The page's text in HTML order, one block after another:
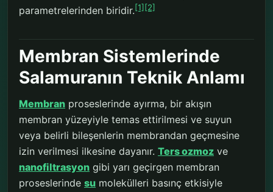
parametrelerinden biridir.[1] [2]
Membran Sistemlerinde
Salamuranın Teknik Anlamı
Membran proseslerinde ayırma, bir akışın
membran yüzeyiyle temas ettirilmesi ve suyun
veya belirli bileşenlerin membrandan geçmesine
izin verilmesi ilkesine dayanır. Ters ozmoz ve
nanofiltrasyon gibi yarı geçirgen membran
proseslerinde su molekülleri basınç etkisiyle